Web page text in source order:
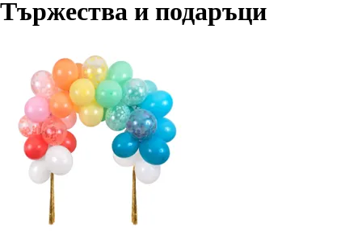
Тържества и подаръци